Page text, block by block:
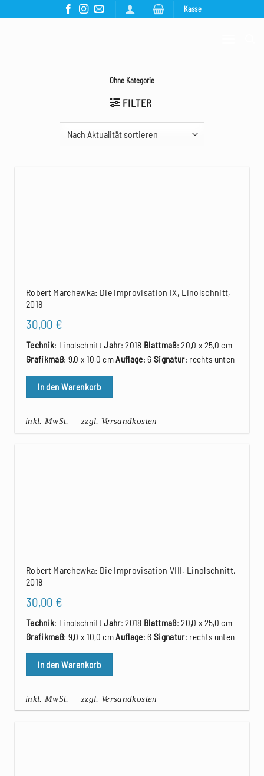
Kasse
Ohne Kategorie
FILTER
Robert Marchewka: Die Improvisation IX, Linolschnitt,
2018
30,00 €
Technik: LinolschnittJahr: 2018 Blattmaß: 20,0 x 25,0 cm
Grafikmaß: 9,0 x 10,0 cmAuflage: 6Signatur: rechts unten
In den Warenkorb
inkl. MwSt. zzgl. Versandkosten
Robert Marchewka: Die Improvisation VIII, Linolschnitt,
2018
30,00 €
Technik: LinolschnittJahr: 2018 Blattmaß: 20,0 x 25,0 cm
Grafikmaß: 9,0 x 10,0 cmAuflage: 6Signatur: rechts unten
In den Warenkorb
inkl. MwSt. zzgl. Versandkosten